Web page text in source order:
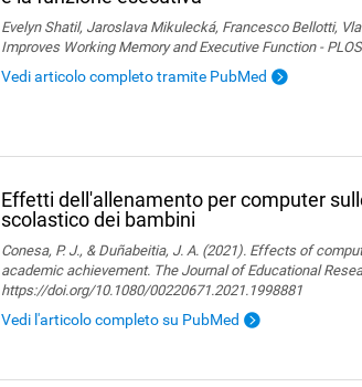
Evelyn Shatil, Jaroslava Mikulecká, Francesco Bellotti,
Improves Working Memory and Executive Function -
Vedi articolo completo tramite PubMed
Effetti dell'allenamento per computer
scolastico dei bambini
Conesa, P. J., & Duñabeitia, J. A. (2021). Effects of
academic achievement. The Journal of Educational
https://doi.org/10.1080/00220671.2021.1998881
Vedi l'articolo completo su PubMed